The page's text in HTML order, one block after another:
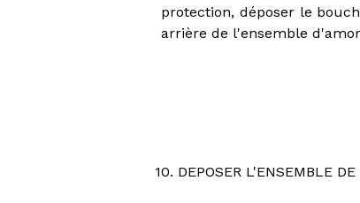
protection, déposer le
arrière de l'ensemble
10. DEPOSER L'ENSEMBLE